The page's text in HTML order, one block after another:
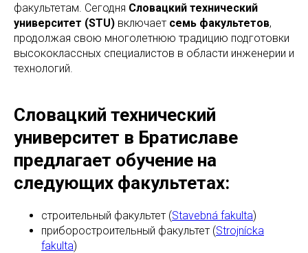
факультетам. Сегодня Словацкий технический
университет (STU) включает семь факультетов,
продолжая свою многолетнюю традицию подготовки
высококлассных специалистов в области инженерии и
технологий.
Словацкий технический
университет в Братиславе
предлагает обучение на
следующих факультетах:
строительный факультет (Stavebná fakulta)
приборостроительный факультет (Strojnícka
fakulta)